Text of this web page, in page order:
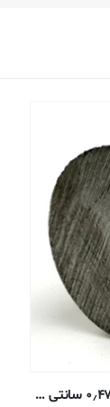
میل گرد استیل ضد زنگ ۳۰۳ – ۰٫۴۷۶۳ سانتی متر – پوشش خنک کننده آنیل